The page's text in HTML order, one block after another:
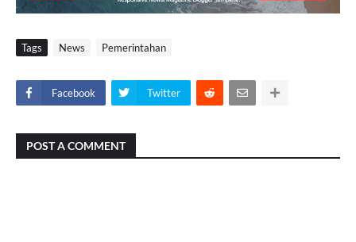
Tags News Pemerintahan
Facebook Twitter
POST A COMMENT